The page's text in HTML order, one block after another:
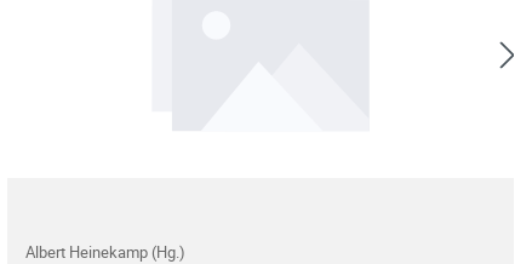
Albert Heinekamp (Hg.)